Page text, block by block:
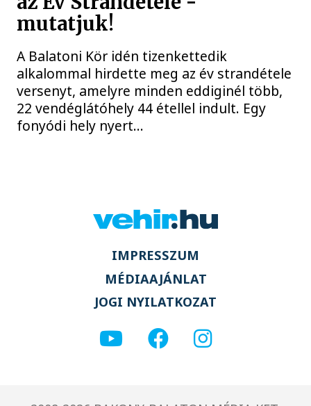
mutatjuk!
A Balatoni Kör idén tizenkettedik
alkalommal hirdette meg az év strandétele
versenyt, amelyre minden eddiginél több,
22 vendéglátóhely 44 étellel indult. Egy
fonyódi hely nyert...
IMPRESSZUM
MÉDIAAJÁNLAT
JOGI NYILATKOZAT